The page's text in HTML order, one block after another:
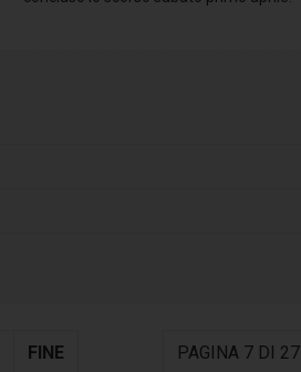
PAGINA 7 DI 27
FINE